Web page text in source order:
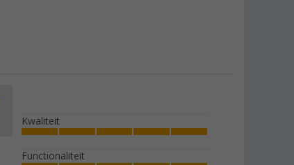
Kwaliteit
Functionaliteit